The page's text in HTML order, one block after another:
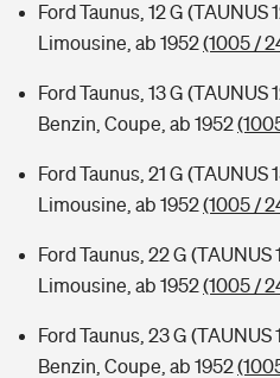
Ford Taunus, 12 G (TAUNUS
Limousine, ab 1952(1005 /
Ford Taunus, 13 G (TAUNUS
Benzin, Coupe, ab 1952
Ford Taunus, 21 G (TAUNUS
Limousine, ab 1952(1005 /
Ford Taunus, 22 G (TAUNUS
Limousine, ab 1952(1005 /
Ford Taunus, 23 G (TAUNUS
Benzin, Coupe, ab 1952